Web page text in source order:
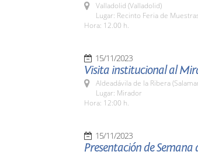
Valladolid (Valladolid)
Lugar: Recinto Feria de
Hora: 12.00 h.
15/11/2023
Visita institucional al
Aldeadávila de la Ribera
Lugar: Mirador
Hora: 12:00 h.
15/11/2023
Presentación de Semana